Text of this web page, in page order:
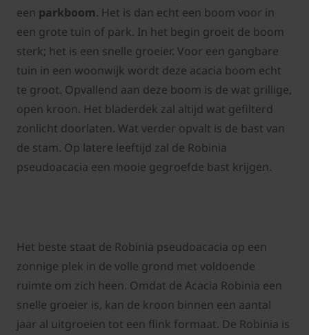
een parkboom. Het is dan echt een boom voor in
een grote tuin of park. In het begin groeit de boom
sterk; het is een snelle groeier. Voor een gangbare
tuin in een woonwijk wordt deze acacia boom echt
te groot. Opvallend aan deze boom is de wat grillige,
open kroon. Het bladerdek zal altijd wat gefilterd
zonlicht doorlaten. Wat verder opvalt is de bast van
de stam. Op latere leeftijd zal de Robinia
pseudoacacia een mooie gegroefde bast krijgen.
Het beste staat de Robinia pseudoacacia op een
zonnige plek in de volle grond met voldoende
ruimte om zich heen. Omdat de Acacia Robinia een
snelle groeier is, kan de kroon binnen een aantal
jaar al uitgroeien tot een flink formaat. De Robinia is